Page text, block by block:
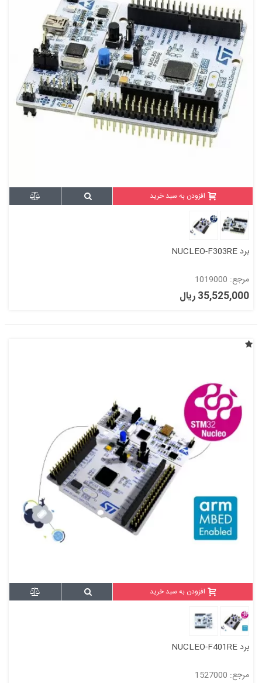
افزودن به سبد خرید
برد NUCLEO-F303RE
مرجع: 1019000
35,525,000 ریال
افزودن به سبد خرید
برد NUCLEO-F401RE
مرجع: 1527000